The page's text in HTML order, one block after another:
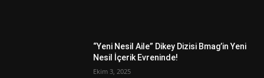
“Yeni Nesil Aile” Dikey Dizisi Bmag’in Yeni
Nesil İçerik Evreninde!
Ekim 3, 2025